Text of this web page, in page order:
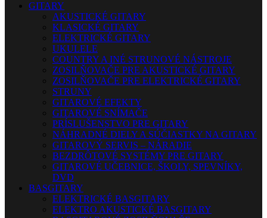
GITARY
AKUSTICKÉ GITARY
KLASICKÉ GITARY
ELEKTRICKÉ GITARY
UKULELE
COUNTRY A INÉ STRUNOVÉ NÁSTROJE
ZOSILŇOVAČE PRE AKUSTICKÉ GITARY
ZOSILŇOVAČE PRE ELEKTRICKÉ GITARY
STRUNY
GITAROVÉ EFEKTY
GITAROVÉ SNÍMAČE
PRÍSLUŠENSTVO PRE GITARY
NÁHRADNÉ DIELY A SÚČIASTKY NA GITARY
GITAROVÝ SERVIS – NÁRADIE
BEZDRÔTOVÉ SYSTÉMY PRE GITARY
GITAROVÉ UČEBNICE, ŠKOLY, SPEVNÍKY,
DVD
BASGITARY
ELEKTRICKÉ BASGITARY
ELEKTRO AKUSTICKÉ BASGITARY